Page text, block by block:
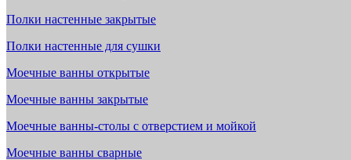
Полки настенные закрытые
Полки настенные для сушки
Моечные ванны открытые
Моечные ванны закрытые
Моечные ванны-столы с отверстием и мойкой
Моечные ванны сварные